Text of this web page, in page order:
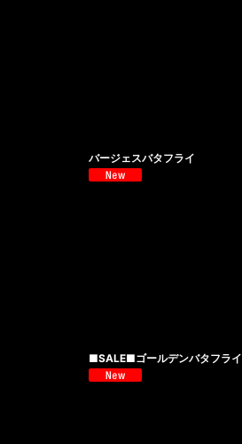
バージェスバタフライ
■SALE■ゴールデンバタフライ